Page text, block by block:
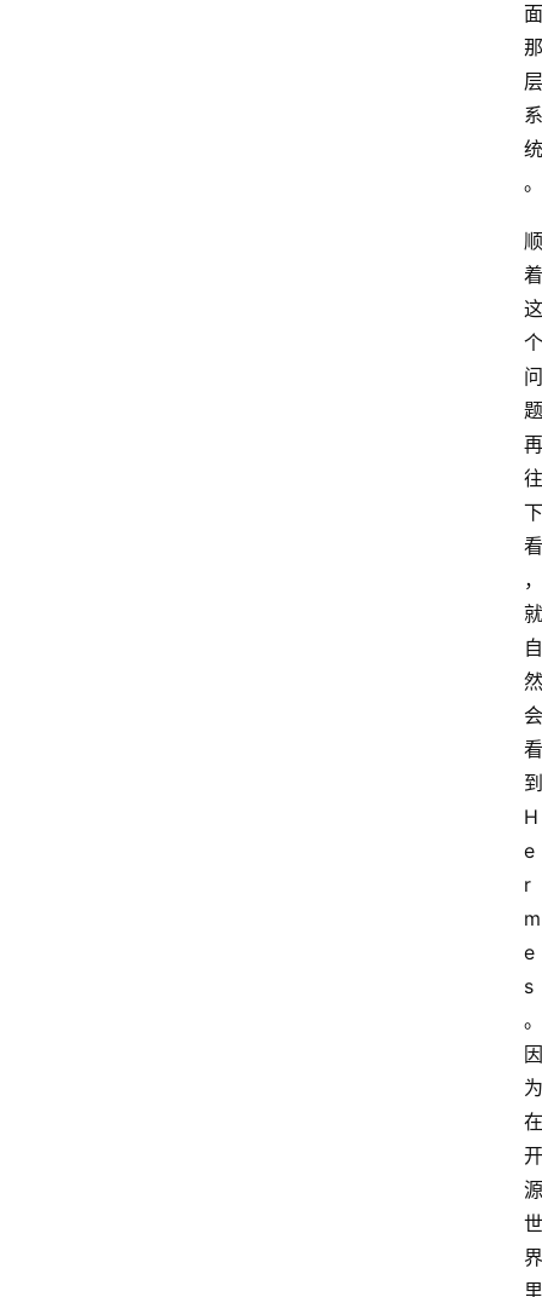
面
那
层
系
统
。
顺
着
这
个
问
题
再
往
下
看
，
就
自
然
会
看
到
H
e
r
m
e
s
。
因
为
在
开
源
世
界
里